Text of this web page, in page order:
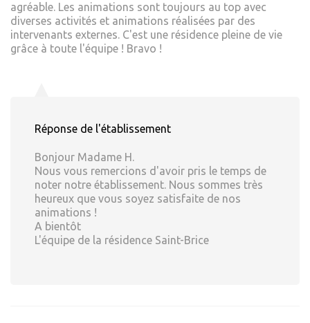
agréable. Les animations sont toujours au top avec
diverses activités et animations réalisées par des
intervenants externes. C'est une résidence pleine de vie
grâce à toute l'équipe ! Bravo !
Réponse de l'établissement
Bonjour Madame H.
Nous vous remercions d'avoir pris le temps de
noter notre établissement. Nous sommes très
heureux que vous soyez satisfaite de nos
animations !
A bientôt
L'équipe de la résidence Saint-Brice